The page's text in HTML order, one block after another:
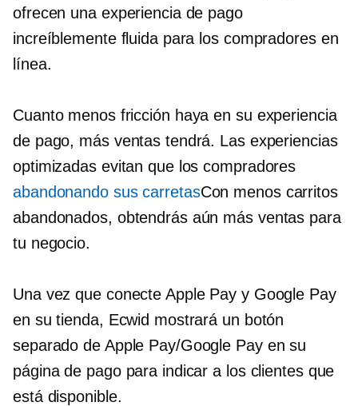
ofrecen una experiencia de pago
increíblemente fluida para los compradores en
línea.
Cuanto menos fricción haya en su experiencia
de pago, más ventas tendrá. Las experiencias
optimizadas evitan que los compradores
abandonando sus carretasCon menos carritos
abandonados, obtendrás aún más ventas para
tu negocio.
Una vez que conecte Apple Pay y Google Pay
en su tienda, Ecwid mostrará un botón
separado de Apple Pay/Google Pay en su
página de pago para indicar a los clientes que
está disponible.